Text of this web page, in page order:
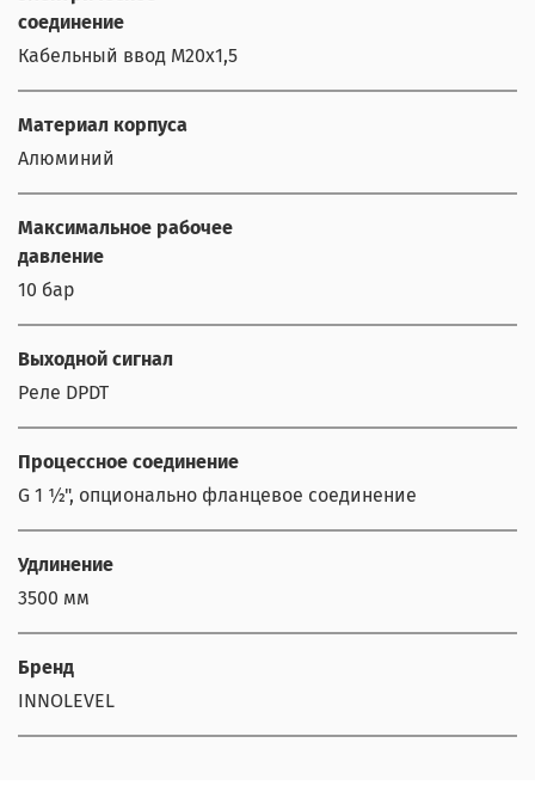
соединение
Кабельный ввод М20х1,5
Материал корпуса
Алюминий
Максимальное рабочее
давление
10 бар
Выходной сигнал
Реле DPDT
Процессное соединение
G 1 ½", опционально фланцевое соединение
Удлинение
3500 мм
Бренд
INNOLEVEL